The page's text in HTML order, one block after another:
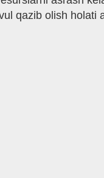
qazib olish holati